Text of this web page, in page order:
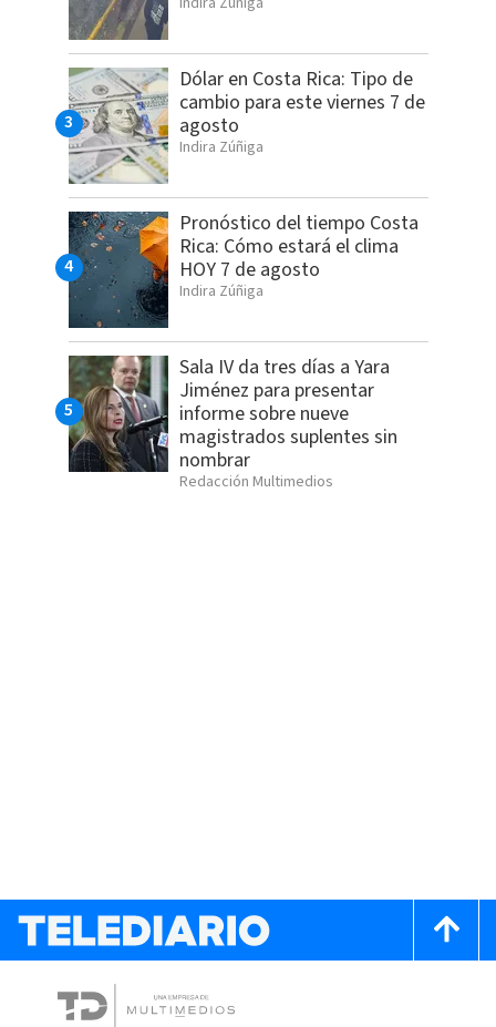
Dólar en Costa Rica: Tipo de
cambio para este viernes 7 de
agosto
Indira Zúñiga
Pronóstico del tiempo Costa
Rica: Cómo estará el clima
HOY 7 de agosto
Indira Zúñiga
Sala IV da tres días a Yara
Jiménez para presentar
informe sobre nueve
magistrados suplentes sin
nombrar
Redacción Multimedios